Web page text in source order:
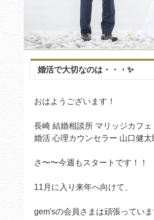
婚活で大切なのは・・・✨
おはようございます！
長崎 結婚相談所 マリッジカフェ
婚活 心理カウンセラー 山口健
さ〜〜今週もスタートです！！
11月に入り来年へ向けて、
gem'sの会員さまは頑張っていま